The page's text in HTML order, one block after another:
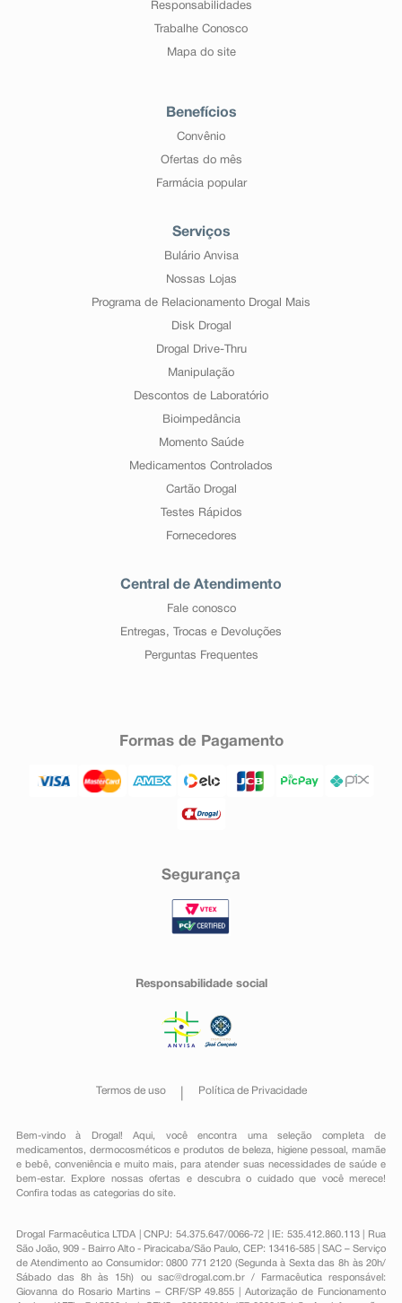
Responsabilidades
Trabalhe Conosco
Mapa do site
Benefícios
Convênio
Ofertas do mês
Farmácia popular
Serviços
Bulário Anvisa
Nossas Lojas
Programa de Relacionamento Drogal Mais
Disk Drogal
Drogal Drive-Thru
Manipulação
Descontos de Laboratório
Bioimpedância
Momento Saúde
Medicamentos Controlados
Cartão Drogal
Testes Rápidos
Fornecedores
Central de Atendimento
Fale conosco
Entregas, Trocas e Devoluções
Perguntas Frequentes
Formas de Pagamento
Segurança
Responsabilidade social
Termos de uso Política de Privacidade
Bem-vindo à Drogal! Aqui, você encontra uma seleção completa de
medicamentos , dermocosméticos e produtos de beleza, higiene pessoal ,mamãe
e bebê, conveniênciae muito mais, para atender suas necessidades de saúde e
bem-estar. Explore nossas ofertas e descubra o cuidado que você merece!
Confira todas as categorias do site.
Drogal Farmacêutica LTDA | CNPJ: 54.375.647/0066-72 | IE: 535.412.860.113 | Rua
São João, 909 - Bairro Alto - Piracicaba/São Paulo, CEP: 13416-585 | SAC – Serviço
de Atendimento ao Consumidor: 0800 771 2120 (Segunda à Sexta das 8h às 20h/
Sábado das 8h às 15h) ou sac@drogal.com.br/ Farmacêutica responsável:
Giovanna do Rosario Martins – CRF/SP 49.855 | Autorização de Funcionamento